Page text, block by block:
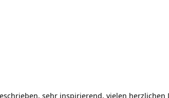
sehr inspirierend, vielen herzlichen